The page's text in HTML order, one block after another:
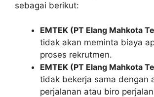
sebagai berikut:
EMTEK (PT Elang Mahkota
tidak akan meminta biaya
proses rekrutmen.
EMTEK (PT Elang Mahkota
tidak bekerja sama dengan
perjalanan atau biro